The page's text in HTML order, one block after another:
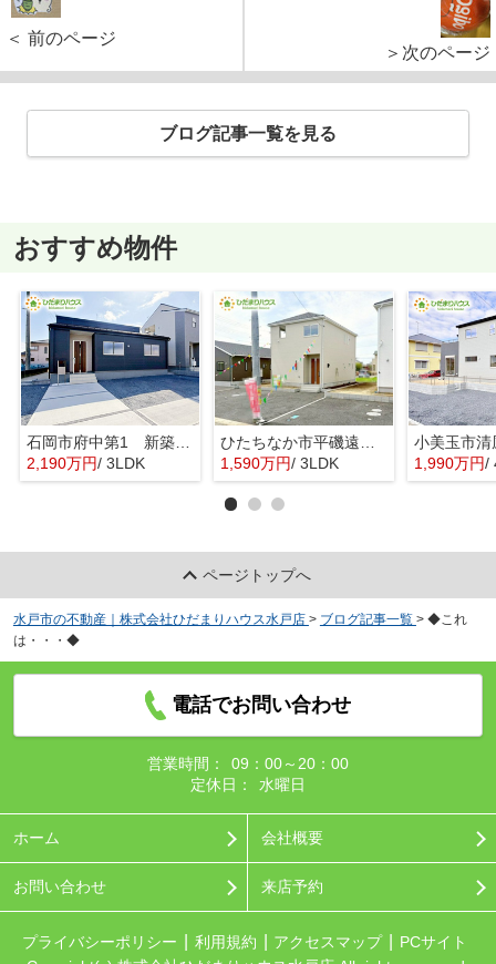
＜ 前のページ
＞次のページ
ブログ記事一覧を見る
おすすめ物件
石岡市府中第1 新築戸建 3号棟
2,190万円/ 3LDK
1,590万円/ 3LDK 1,990万円/
ページトップへ
水戸市の不動産｜株式会社ひだまりハウス水戸店 > ブログ記事一覧 > ◆これ
は・・・◆
電話でお問い合わせ
営業時間：
09：00～20：00
定休日：
水曜日
ホーム 会社概要
お問い合わせ 来店予約
プライバシーポリシー 利用規約 アクセスマップ
PCサイト